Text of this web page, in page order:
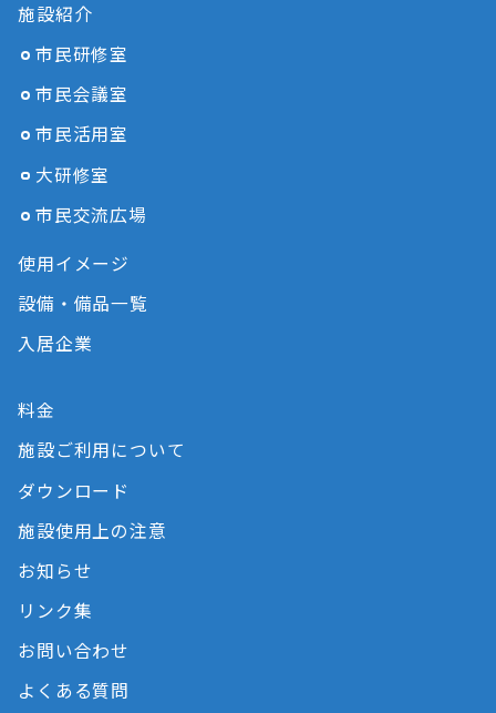
施設紹介
市民研修室
市民会議室
市民活用室
大研修室
市民交流広場
使用イメージ
設備・備品一覧
入居企業
料金
施設ご利用について
ダウンロード
施設使用上の注意
お知らせ
リンク集
お問い合わせ
よくある質問